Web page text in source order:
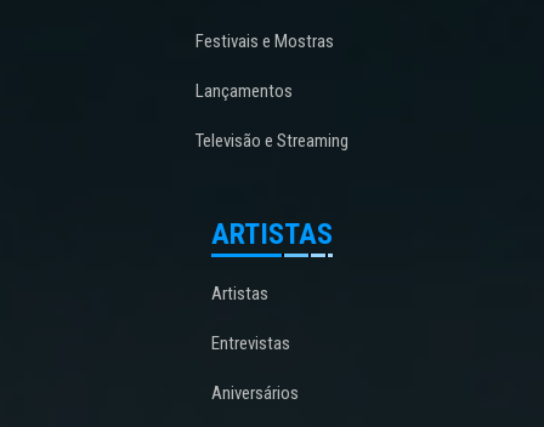
Festivais e Mostras
Lançamentos
Televisão e Streaming
ARTISTAS
Artistas
Entrevistas
Aniversários